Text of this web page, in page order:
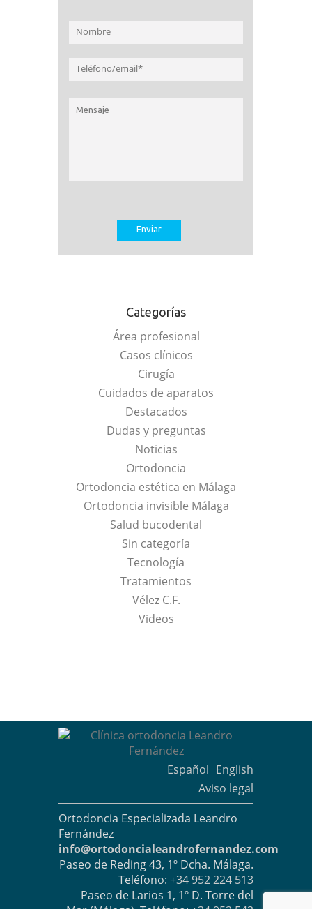
Categorías
Área profesional
Casos clínicos
Cirugía
Cuidados de aparatos
Destacados
Dudas y preguntas
Noticias
Ortodoncia
Ortodoncia estética en Málaga
Ortodoncia invisible Málaga
Salud bucodental
Sin categoría
Tecnología
Tratamientos
Vélez C.F.
Videos
Español English
Aviso legal
Ortodoncia Especializada Leandro
Fernández
info@ortodoncialeandrofernandez.com
Paseo de Reding 43, 1º Dcha. Málaga.
Teléfono: +34 952 224 513
Paseo de Larios 1, 1º D. Torre del